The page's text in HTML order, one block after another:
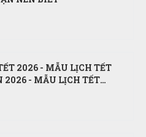
2026 - MẪU LỊCH TẾT
2026 - MẪU LỊCH TẾT
2026